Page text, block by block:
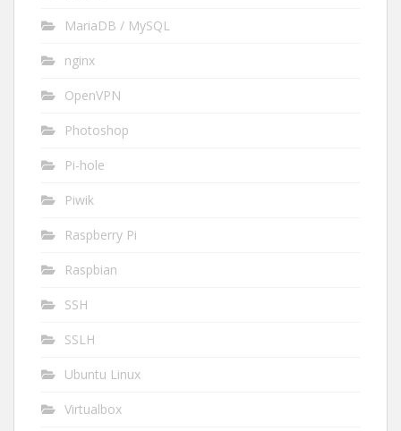
MariaDB / MySQL
nginx
OpenVPN
Photoshop
Pi-hole
Piwik
Raspberry Pi
Raspbian
SSH
SSLH
Ubuntu Linux
Virtualbox